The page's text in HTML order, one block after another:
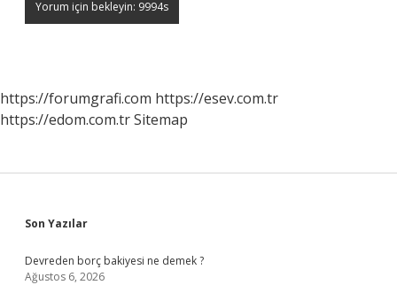
https://forumgrafi.com https://esev.com.tr
https://edom.com.trSitemap
Sidebar
Son Yazılar
Devreden borç bakiyesi ne demek ?
Ağustos 6, 2026